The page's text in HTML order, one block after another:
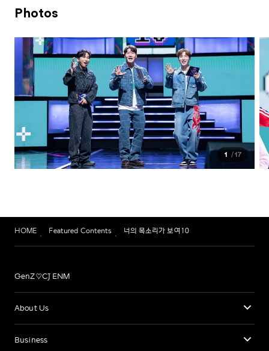
Photos
1 17
HOME Featured Contents 너의 목소리가 보여10
GenZ♡CJ ENM
About Us
Business